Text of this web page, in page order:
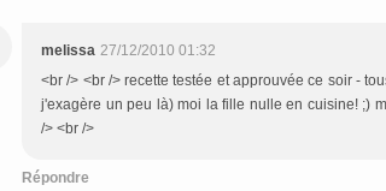
melissa 27/12/2010 01:32
<br /> <br /> recette testée et approuvée ce soir -
j'exagère un peu là) moi la fille nulle en cuisine! ;)
/> <br />
Répondre